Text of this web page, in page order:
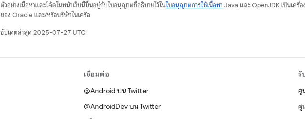
ตัวอย่างเนื้อหาและโค้ดในหน้าเว็บนี้ขึ้นอยู่กับใบอนุญาตที่อธิบายไว้ในใบอนุญาตการใช้เนื้อหา Java และ OpenJDK เป็นเครื่อ
ของ Oracle และ/หรือบริษัทในเครือ
อัปเดตล่าสุด 2025-07-27 UTC
เชื่อมต่อ
@Android บน Twitter
@AndroidDev บน Twitter
รั
ศู
ศู